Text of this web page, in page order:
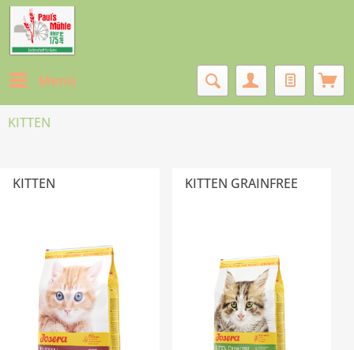
Menü
KITTEN
KITTEN KITTEN GRAINFREE